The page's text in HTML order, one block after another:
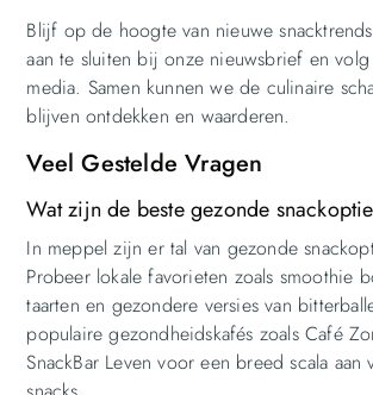
Blijf op de hoogte van nieuwe
aan te sluiten bij onze nieuwsbrief en
media. Samen kunnen we de culinaire
blijven ontdekken en waarderen.
Veel Gestelde Vragen
Wat zijn de beste gezonde
In meppel zijn er tal van gezonde
Probeer lokale favorieten zoals smoothie
taarten en gezondere versies van
populaire gezondheidskafés zoals Café
SnackBar Leven voor een breed scala aan